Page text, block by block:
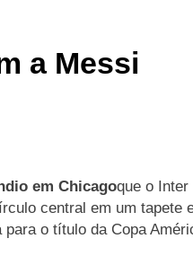
a Messi
em Chicagoque o
central em um
o título da Copa